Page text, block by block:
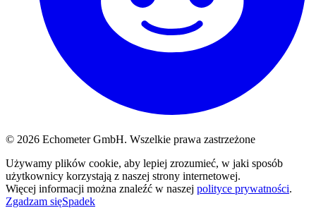
© 2026 Echometer GmbH. Wszelkie prawa zastrzeżone
Używamy plików cookie, aby lepiej zrozumieć, w jaki sposób
użytkownicy korzystają z naszej strony internetowej.
Więcej informacji można znaleźć w naszej polityce prywatności.
Zgadzam sięSpadek